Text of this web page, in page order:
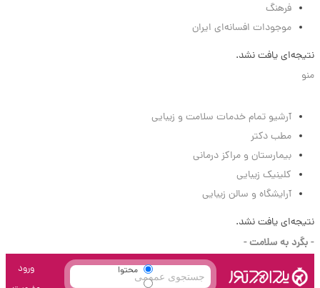
فرهنگ
موجودات افسانه‌ای ایران
نتیجه‌ای یافت نشد.
منو
آرشیو تمام خدمات سلامت و زیبایی
مطب دکتر
بیمارستان و مراکز درمانی
کلینیک زیبایی
آرایشگاه و سالن زیبایی
نتیجه‌ای یافت نشد.
- بگرد به سلامت -
محتوا
ورود